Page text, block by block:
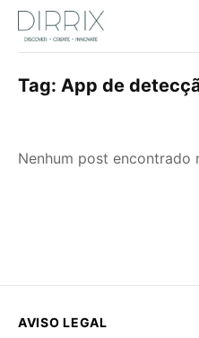
Tag: App de
Nenhum post encontrado
AVISO LEGAL